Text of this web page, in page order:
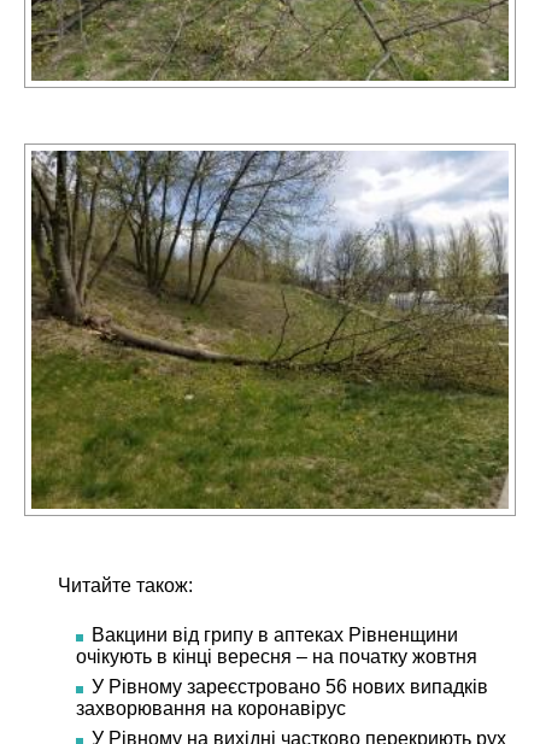
Читайте також:
Вакцини від грипу в аптеках Рівненщини
очікують в кінці вересня – на початку жовтня
У Рівному зареєстровано 56 нових випадків
захворювання на коронавірус
У Рівному на вихідні частково перекриють рух